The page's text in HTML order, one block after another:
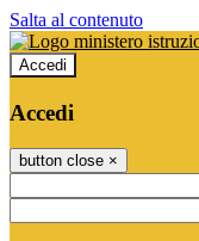
Salta al contenuto
Accedi
Accedi
button close ×